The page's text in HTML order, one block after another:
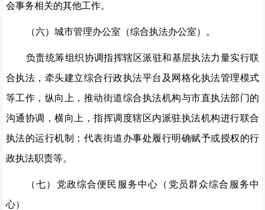
会事务相关的其他工作。
（六） 城市管理办公室（综合执法办公室）。
负责统筹组织协调指挥辖区派驻和基层执法力量实行联
合执法，牵头建立综合行政执法平台及网格化执法管理模式
等工作，纵向上，推动街道综合执法机构与市直执法部门的
沟通协调，横向上，指挥调度辖区内派驻执法机构进行联合
执法的运行机制；代表街道办事处履行明确赋予或授权的行
政执法职责等。
（七） 党政综合便民服务中心（党员群众综合服务中
心）